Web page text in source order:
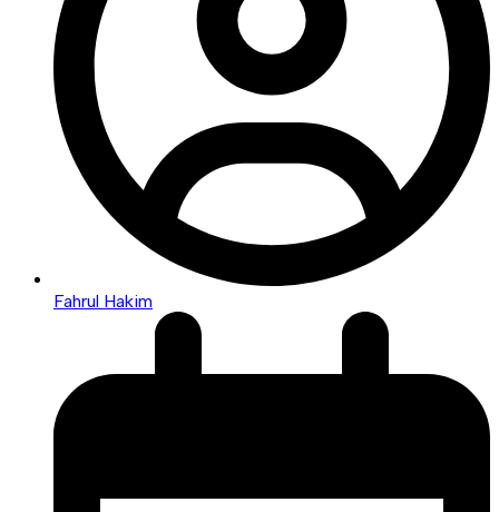
Fahrul Hakim